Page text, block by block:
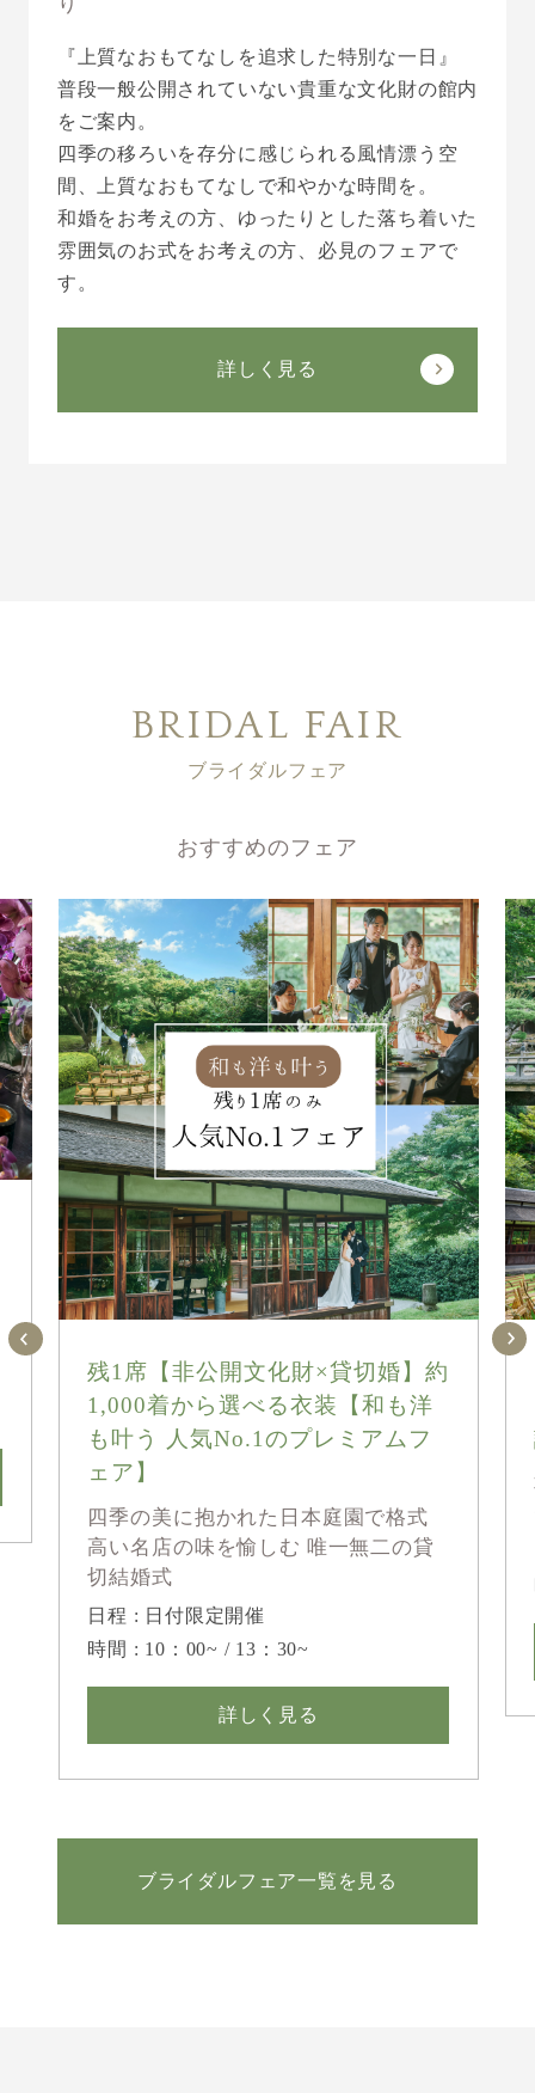
『上質なおもてなしを追求した特別な一日』
普段一般公開されていない貴重な文化財の館内
をご案内。
四季の移ろいを存分に感じられる風情漂う空
間、上質なおもてなしで和やかな時間を。
和婚をお考えの方、ゆったりとした落ち着いた
雰囲気のお式をお考えの方、必見のフェアで
す。
詳しく見る
BRIDAL FAIR
ブライダルフェア
おすすめのフェア
残1席【非公開文化財×貸切婚】約
1,000着から選べる衣装【和も洋
も叶う 人気No.1のプレミアムフ
ェア】
四季の美に抱かれた日本庭園で格式
高い名店の味を愉しむ 唯一無二の貸
切結婚式
日程 : 日付限定開催
時間 : 10：00~ / 13：30~
詳しく見る
ブライダルフェア一覧を見る